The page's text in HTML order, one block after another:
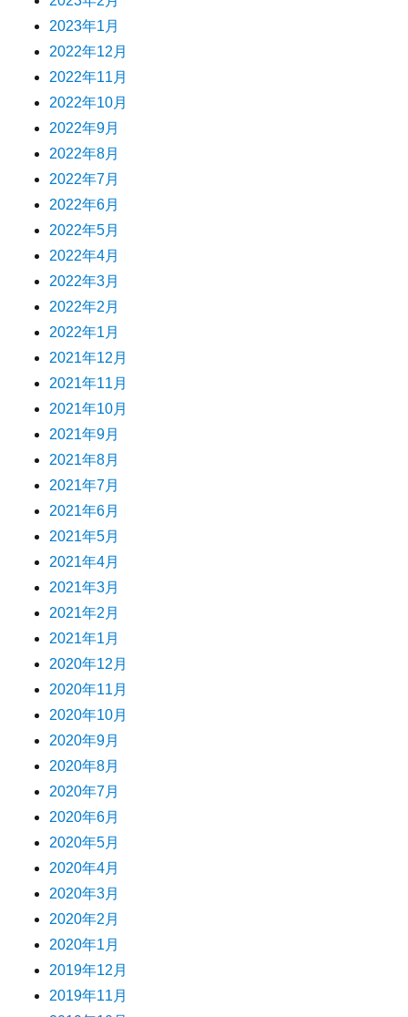
2023年1月
2022年12月
2022年11月
2022年10月
2022年9月
2022年8月
2022年7月
2022年6月
2022年5月
2022年4月
2022年3月
2022年2月
2022年1月
2021年12月
2021年11月
2021年10月
2021年9月
2021年8月
2021年7月
2021年6月
2021年5月
2021年4月
2021年3月
2021年2月
2021年1月
2020年12月
2020年11月
2020年10月
2020年9月
2020年8月
2020年7月
2020年6月
2020年5月
2020年4月
2020年3月
2020年2月
2020年1月
2019年12月
2019年11月